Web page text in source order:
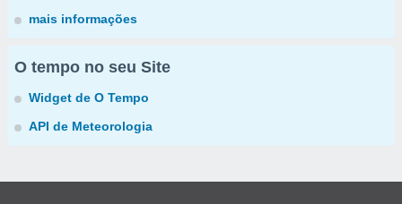
mais informações
O tempo no seu Site
Widget de O Tempo
API de Meteorologia